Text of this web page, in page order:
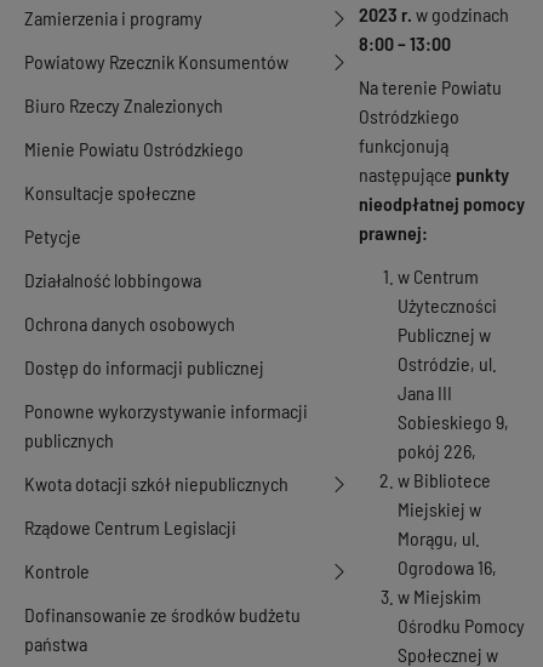
Zamierzenia i programy
Powiatowy Rzecznik Konsumentów
Biuro Rzeczy Znalezionych
Mienie Powiatu Ostródzkiego
Konsultacje społeczne
Petycje
Działalność lobbingowa
Ochrona danych osobowych
Dostęp do informacji publicznej
Ponowne wykorzystywanie informacji
publicznych
Kwota dotacji szkół niepublicznych
Rządowe Centrum Legislacji
Kontrole
Dofinansowanie ze środków budżetu
państwa
2023 r. w godzinach
8:00 – 13:00
Na terenie Powiatu
Ostródzkiego
funkcjonują
następujące punkty
nieodpłatnej pomocy
prawnej:
w Centrum
Użyteczności
Publicznej w
Ostródzie, ul.
Jana III
Sobieskiego 9,
pokój 226,
w Bibliotece
Miejskiej w
Morągu, ul.
Ogrodowa 16,
w Miejskim
Ośrodku Pomocy
Społecznej w